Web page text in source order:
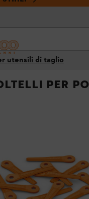
utensili di taglio
per